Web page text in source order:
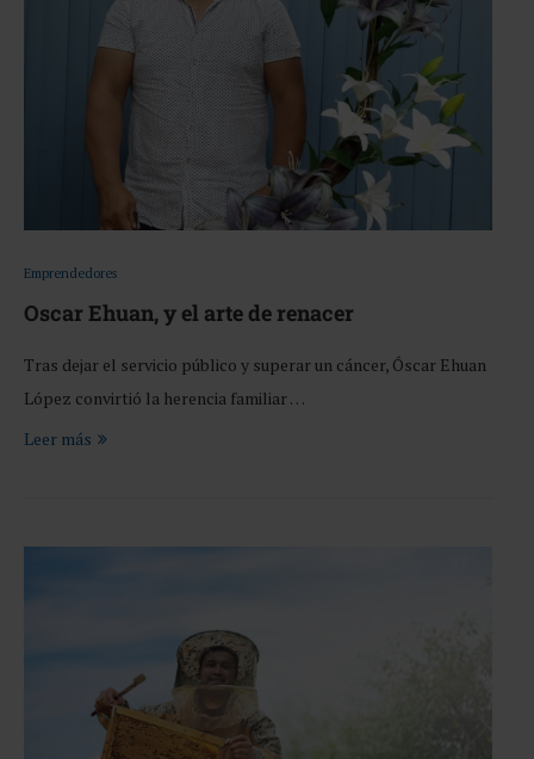
Emprendedores
Oscar Ehuan, y el arte de renacer
Tras dejar el servicio público y superar un cáncer, Óscar Ehuan
López convirtió la herencia familiar …
Leer más